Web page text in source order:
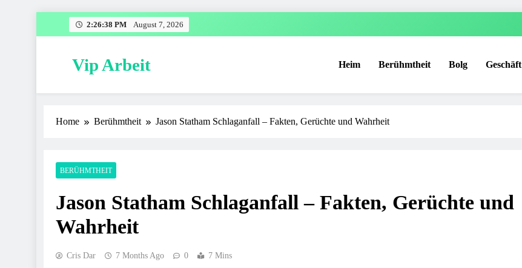
2:26:39 PM August 7, 2026
Vip Arbeit Heim Berühmtheit Bolg Geschäft
Home Berühmtheit Jason Statham Schlaganfall – Fakten, Gerüchte und Wahrheit
BERÜHMTHEIT
Jason Statham Schlaganfall – Fakten, Gerüchte und
Wahrheit
Cris Dar 7 Months Ago 0 7 Mins